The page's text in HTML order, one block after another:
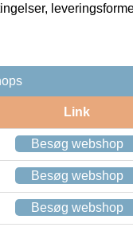
Link
Besøg webshop
Besøg webshop
Besøg webshop